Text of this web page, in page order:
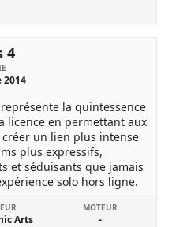
4
2014
représente la quintessence
licence en permettant aux
un lien plus intense
plus expressifs,
et séduisants que jamais
solo hors ligne.
Arts
MOTEUR
-